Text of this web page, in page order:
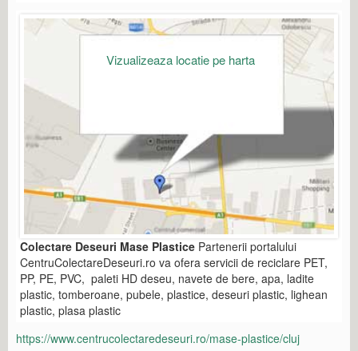
Vizualizeaza locatie pe harta
Colectare Deseuri Mase Plastice Partenerii portalului
CentruColectareDeseuri.ro va ofera servicii de reciclare PET,
PP, PE, PVC, paleti HD deseu, navete de bere, apa, ladite
plastic, tomberoane, pubele, plastice, deseuri plastic, lighean
plastic, plasa plastic
https://www.centrucolectaredeseuri.ro/mase-plastice/cluj